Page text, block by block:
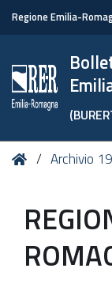
Regione Emilia-
Tu HomeArchivio